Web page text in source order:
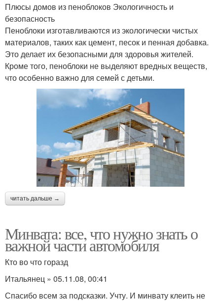
Плюсы домов из пеноблоков Экологичность и
безопасность
Пеноблоки изготавливаются из экологически чистых
материалов, таких как цемент, песок и пенная добавка.
Это делает их безопасными для здоровья жителей.
Кроме того, пеноблоки не выделяют вредных веществ,
что особенно важно для семей с детьми.
читать дальше →
Минвата: все, что нужно знать о
важной части автомобиля
Кто во что горазд
Итальянец » 05.11.08, 00:41
Спасибо всем за подсказки. Учту. И минвату клеить не